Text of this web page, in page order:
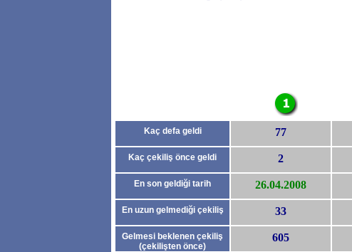
Kaç defa geldi 77
Kaç çekiliş önce geldi 2
En son geldiği tarih 26.04.2008
En uzun gelmediği çekiliş 33
Gelmesi beklenen çekiliş
(çekilişten önce)
605